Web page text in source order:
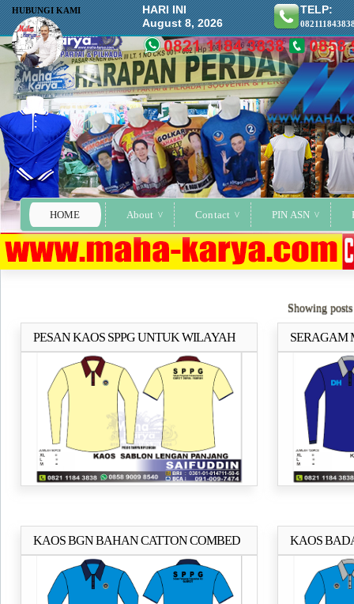
HOME About Contact PIN ASN
HUBUNGI KAMI
HARI INI
August 8, 2026
TELP:
Showing
PESAN KAOS SPPG UNTUK WILAYAH
ACEH
Selengkapnya..
SERAGAM
KAOS BGN BAHAN CATTON COMBED
24s
Selengkapnya..
KAOS
Pesisir Selatan